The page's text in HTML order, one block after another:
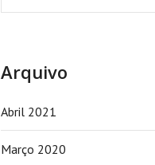
Arquivo
Abril 2021
Março 2020